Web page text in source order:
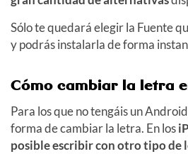
Sólo te quedará elegir la Fuente
y podrás instalarla de forma
Cómo cambiar la letra
Para los que no tengáis un
forma de cambiar la letra. En los
posible escribir con otro tipo de